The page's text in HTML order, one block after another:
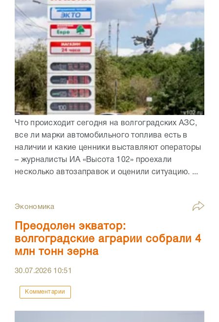
Что происходит сегодня на волгоградских АЗС,
все ли марки автомобильного топлива есть в
наличии и какие ценники выставляют операторы
– журналисты ИА «Высота 102» проехали
несколько автозаправок и оценили ситуацию. ...
Экономика
Преодолен экватор:
волгоградские аграрии собрали 4
млн тонн зерна
30.07.2026 10:51
Комментарии